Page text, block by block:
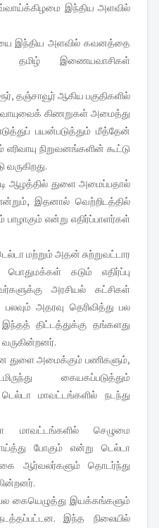
இந்திய அளவில்
இந்திய அளவில் கவனத்தை
தமிழ் இணையவாசிகள்
தஞ்சாவூர் ஆகிய பகுதிகளில்
வாயுவைக் கிணறுகள் அமைத்து
பயன்படுத்தும் மீத்தேன்
எரிவாயு நிறுவனங்களின் கூட்டு
ஆழத்தில் துளை அமைப்பதால்
என்றும், இதனால் வெற்றிடத்தில்
பாழாகும் என்று எதிர்ப்பாளர்கள்
மற்றும் அதன் சுற்றுவட்டார
கடும் எதிர்ப்பு
அரசியல் கட்சிகள்
அதரவு தெரிவித்து பல
திட்டத்துக்கு தங்களது
வருகின்றனர்.
துளை அமைக்கும் பணிகளும்,
கையகப்படுத்தும்
மாவட்டங்களில் நடந்து
மாவட்டங்களில் செழுமை
போகும் என்று டெல்டா
ஆர்வலர்களும் தொடர்ந்து
கையெழுத்து இயக்கங்களும்
இந்த நிலையில்